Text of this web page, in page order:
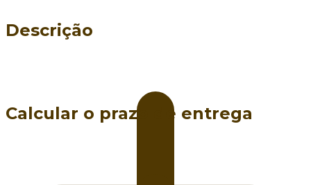
Descrição
Calcular o prazo de entrega